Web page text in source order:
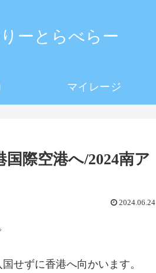
ーとらべらー
マイレージ
際空港へ/2024南ア
2024.06.24
せずに香港へ向かいます。